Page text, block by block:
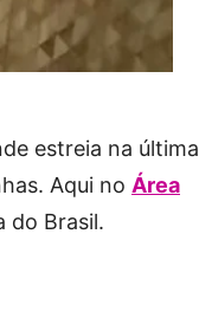
estreia na última
Aqui no Área
do Brasil.